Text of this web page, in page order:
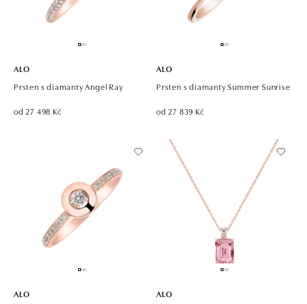
ALO
Prsten s diamanty Angel Ray
od 27 498 Kč
ALO
Prsten s diamanty Summer Sunrise
od 27 839 Kč
ALO
ALO